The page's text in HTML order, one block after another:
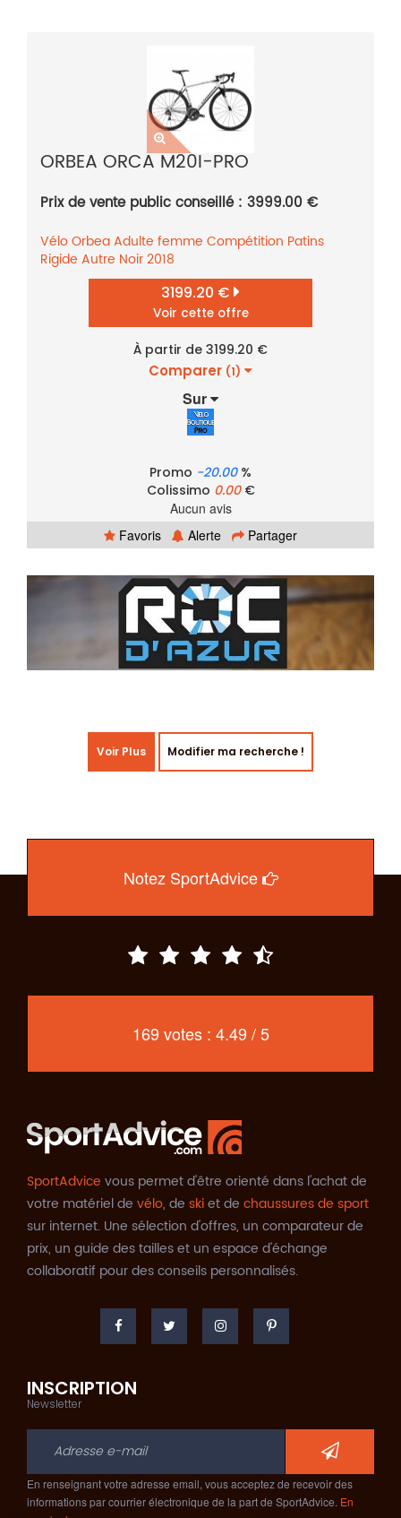
ORBEA ORCA M20I-PRO
Prix de vente public conseillé : 3999.00 €
VéloOrbeaAdulte femme Compétition Patins
Rigide Autre Noir2018
3199.20 €
Voir cette offre
À partir de 3199.20 €
Comparer (1)
Sur
Promo -20.00%
Colissimo 0.00€
Aucun avis
Favoris
Alerte Partager
Voir Plus Modifier ma recherche !
Notez SportAdvice
169 votes : 4.49 / 5
SportAdvice vous permet d'être orienté dans l'achat de
votre matériel de vélo, de skiet de chaussures de sport
sur internet. Une sélection d'offres, un comparateur de
prix, un guide des tailles et un espace d'échange
collaboratif pour des conseils personnalisés.
INSCRIPTION
Newsletter
En renseignant votre adresse email, vous acceptez de recevoir des
informations par courrier électronique de la part de SportAdvice. En